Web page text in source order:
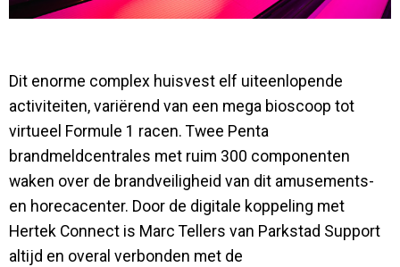
Dit enorme complex huisvest elf uiteenlopende
activiteiten, variërend van een mega bioscoop tot
virtueel Formule 1 racen. Twee Penta
brandmeldcentrales met ruim 300 componenten
waken over de brandveiligheid van dit amusements-
en horecacenter. Door de digitale koppeling met
Hertek Connect is Marc Tellers van Parkstad Support
altijd en overal verbonden met de